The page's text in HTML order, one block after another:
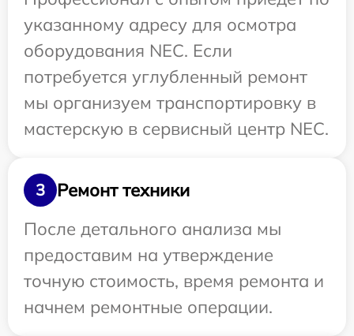
указанному адресу для осмотра
оборудования NEC. Если
потребуется углубленный ремонт
мы организуем транспортировку в
мастерскую в сервисный центр NEC.
3
Ремонт техники
После детального анализа мы
предоставим на утверждение
точную стоимость, время ремонта и
начнем ремонтные операции.